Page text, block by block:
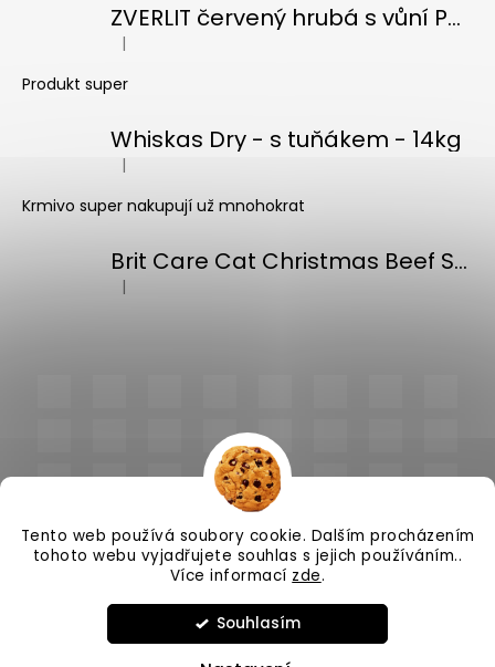
Tento web používá soubory cookie. Dalším procházením
tohoto webu vyjadřujete souhlas s jejich používáním..
Více informací zde.
Souhlasím
ZVERLIT červený hrubá s vůní Podestýlka kočka 10kg
Hodnocení produktu je 5 z 5 hvězdiček.
|
Produkt super
Whiskas Dry - s tuňákem - 14kg
Hodnocení produktu je 5 z 5 hvězdiček.
|
Krmivo super nakupují už mnohokrat
Brit Care Cat Christmas Beef Soup 75g
Hodnocení produktu je 5 z 5 hvězdiček.
|
PlnímeMisky.cz
vyhrazena.Upravit nastavení cookies